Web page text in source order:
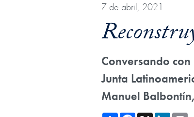
7 de abril, 2021
Conversando
Junta
Manuel